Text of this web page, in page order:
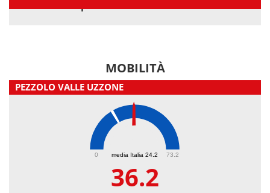
MOBILITÀ
PEZZOLO VALLE UZZONE
media Italia 24.2
0 73.2
36.2